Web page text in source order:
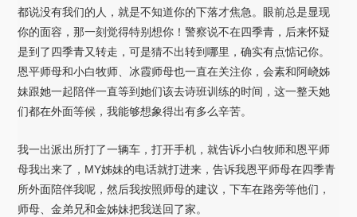
都说没有我们的人，就是不知道你的下落才焦急。眼前总是显现
你的面容，那一刻觉得特别想你！警察说不在四季青，后来怀疑
是到了四季青又转走，可是猜不出转到哪里，确实有点惦记你。
恩平师母和小白牧师、冰霞师母也一直在关注你，会素和阿峣姊
妹跟她一起陪伴一直等到她们该去诗班训练的时间，这一整天她
们都在外面等候，我能够想象得出有多么辛苦。
我一出派出所打了一辆车，打开手机，就告诉小白牧师和恩平师
母我出来了，MY姊妹的电话就打进来，告诉我恩平师母在四季青
所外面陪伴我呢，然后我按照师母的建议，下车在路旁等他们，
师母、金弟兄和金姊妹把我送回了家。